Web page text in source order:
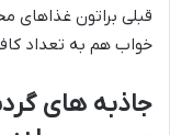
قبلی براتون غذاهای
خواب هم به تعداد
جاذبه های